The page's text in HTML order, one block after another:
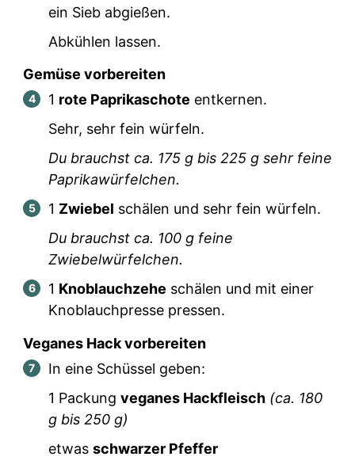
ein Sieb abgießen.
Abkühlen lassen.
Gemüse vorbereiten
1 rote Paprikaschote entkernen.
Sehr, sehr fein würfeln.
Du brauchst ca. 175 g bis 225 g sehr feine
Paprikawürfelchen.
1 Zwiebel schälen und sehr fein würfeln.
Du brauchst ca. 100 g feine
Zwiebelwürfelchen.
1 Knoblauchzehe schälen und mit einer
Knoblauchpresse pressen.
Veganes Hack vorbereiten
In eine Schüssel geben:
1 Packung veganes Hackfleisch (ca. 180
g bis 250 g)
etwas schwarzer Pfeffer